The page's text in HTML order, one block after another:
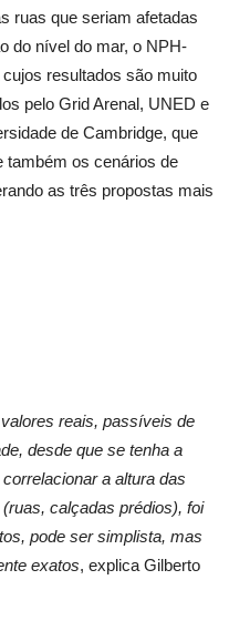
ruas que seriam afetadas
do nível do mar, o NPH-
resultados são muito
pelo Grid Arenal, UNED e
de Cambridge, que
também os cenários de
as três propostas mais
reais, passíveis de
desde que se tenha a
a altura das
calçadas prédios), foi
pode ser simplista, mas
exatos, explica Gilberto